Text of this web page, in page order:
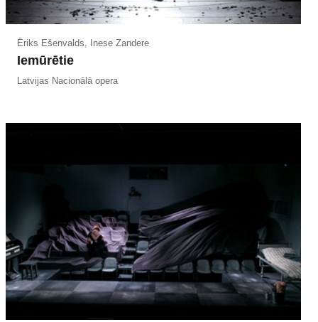
Ēriks Ešenvalds, Inese Zandere
Iemūrētie
Latvijas Nacionālā opera